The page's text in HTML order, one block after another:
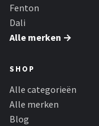
Fenton
Dali
Alle merken →
SHOP
Alle categorieën
Alle merken
Blog